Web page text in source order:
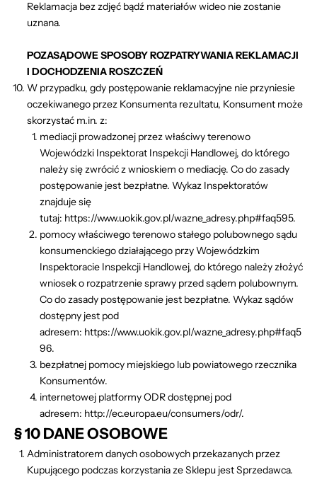
Reklamacja bez zdjęć bądź materiałów wideo nie zostanie
uznana.
POZASĄDOWE SPOSOBY ROZPATRYWANIA REKLAMACJI
I DOCHODZENIA ROSZCZEŃ
W przypadku, gdy postępowanie reklamacyjne nie przyniesie
oczekiwanego przez Konsumenta rezultatu, Konsument może
skorzystać m.in. z:
mediacji prowadzonej przez właściwy terenowo
Wojewódzki Inspektorat Inspekcji Handlowej, do którego
należy się zwrócić z wnioskiem o mediację. Co do zasady
postępowanie jest bezpłatne. Wykaz Inspektoratów
znajduje się
tutaj: https://www.uokik.gov.pl/wazne_adresy.php#faq595.
pomocy właściwego terenowo stałego polubownego sądu
konsumenckiego działającego przy Wojewódzkim
Inspektoracie Inspekcji Handlowej, do którego należy złożyć
wniosek o rozpatrzenie sprawy przed sądem polubownym.
Co do zasady postępowanie jest bezpłatne. Wykaz sądów
dostępny jest pod
adresem: https://www.uokik.gov.pl/wazne_adresy.php#faq5
96.
bezpłatnej pomocy miejskiego lub powiatowego rzecznika
Konsumentów.
internetowej platformy ODR dostępnej pod
adresem: http://ec.europa.eu/consumers/odr/.
§ 10 DANE OSOBOWE
Administratorem danych osobowych przekazanych przez
Kupującego podczas korzystania ze Sklepu jest Sprzedawca.